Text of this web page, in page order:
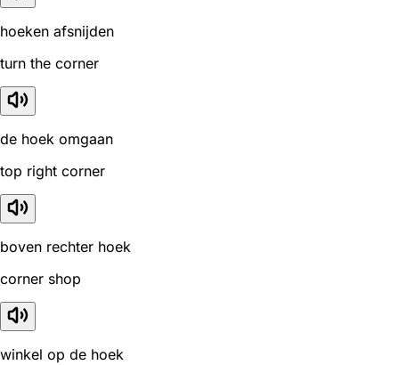
hoeken afsnijden
turn the corner
de hoek omgaan
top right corner
boven rechter hoek
corner shop
winkel op de hoek